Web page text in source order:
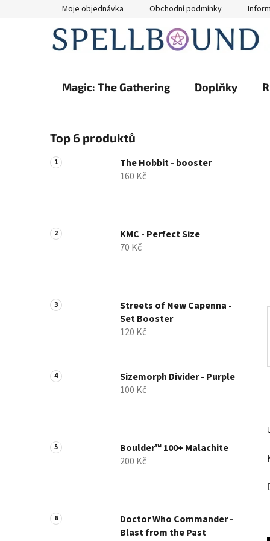
Moje objednávka Obchodní podmínky
Magic: The Gathering Doplňky
o
s
t
n
n
e
Top 6 produktů
The Hobbit - booster
160 Kč
KMC - Perfect Size
70 Kč
Streets of New Capenna -
Set Booster
120 Kč
Sizemorph Divider - Purple
100 Kč
Boulder™ 100+ Malachite
200 Kč
Doctor Who Commander -
Blast from the Past